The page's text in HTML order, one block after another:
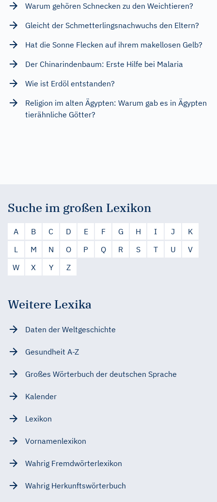
Warum gehören Schnecken zu den Weichtieren?
Gleicht der Schmetterlingsnachwuchs den Eltern?
Hat die Sonne Flecken auf ihrem makellosen Gelb?
Der Chinarindenbaum: Erste Hilfe bei Malaria
Wie ist Erdöl entstanden?
Religion im alten Ägypten: Warum gab es in Ägypten
tierähnliche Götter?
Suche im großen Lexikon
A B C D E F G H I J
K
L
M N O P Q R S T U
V
W
X Y Z
Weitere Lexika
Daten der Weltgeschichte
Gesundheit A-Z
Großes Wörterbuch der deutschen Sprache
Kalender
Lexikon
Vornamenlexikon
Wahrig Fremdwörterlexikon
Wahrig Herkunftswörterbuch